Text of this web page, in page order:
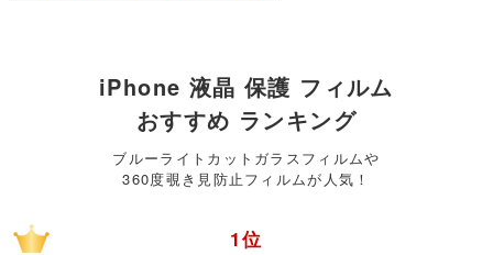
iPhone 液晶 保護 フィルム
おすすめ ランキング
ブルーライトカットガラスフィルムや
360度覗き見防止フィルムが人気！
1位